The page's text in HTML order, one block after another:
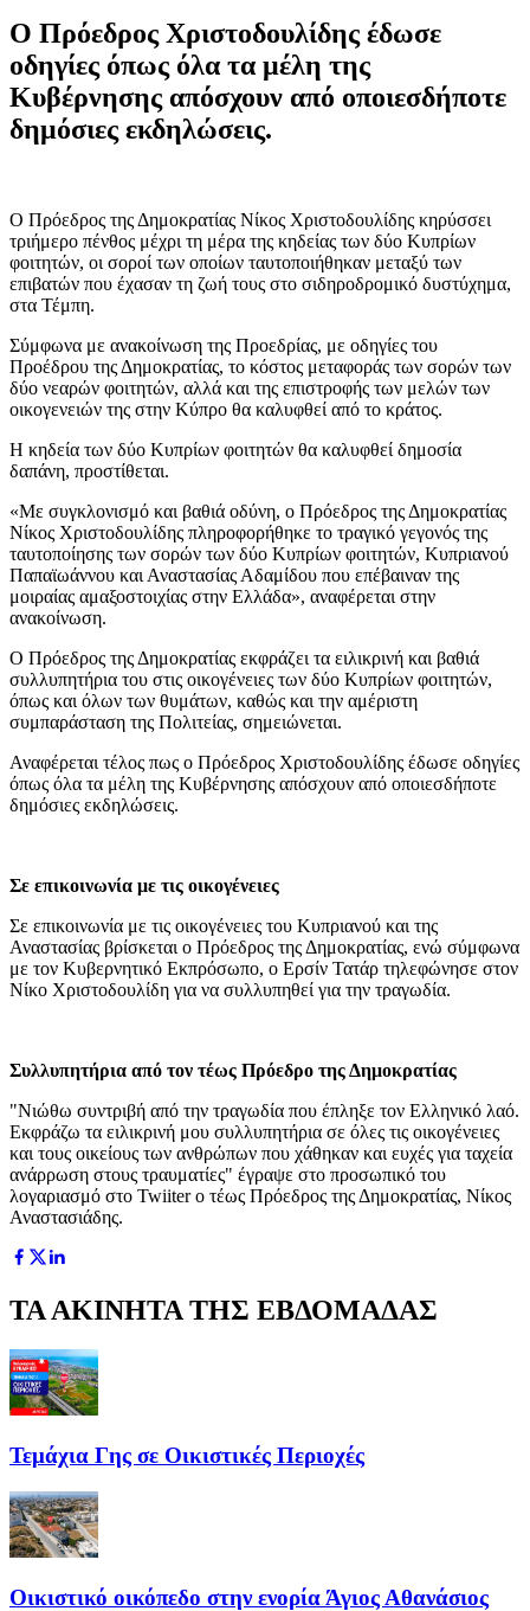
Ο Πρόεδρος Χριστοδουλίδης έδωσε
οδηγίες όπως όλα τα μέλη της
Κυβέρνησης απόσχουν από οποιεσδήποτε
δημόσιες εκδηλώσεις.
Ο Πρόεδρος της Δημοκρατίας Νίκος Χριστοδουλίδης κηρύσσει
τριήμερο πένθος μέχρι τη μέρα της κηδείας των δύο Κυπρίων
φοιτητών, οι σοροί των οποίων ταυτοποιήθηκαν μεταξύ των
επιβατών που έχασαν τη ζωή τους στο σιδηροδρομικό δυστύχημα,
στα Τέμπη.
Σύμφωνα με ανακοίνωση της Προεδρίας, με οδηγίες του
Προέδρου της Δημοκρατίας, το κόστος μεταφοράς των σορών των
δύο νεαρών φοιτητών, αλλά και της επιστροφής των μελών των
οικογενειών της στην Κύπρο θα καλυφθεί από το κράτος.
Η κηδεία των δύο Κυπρίων φοιτητών θα καλυφθεί δημοσία
δαπάνη, προστίθεται.
«Με συγκλονισμό και βαθιά οδύνη, ο Πρόεδρος της Δημοκρατίας
Νίκος Χριστοδουλίδης πληροφορήθηκε το τραγικό γεγονός της
ταυτοποίησης των σορών των δύο Κυπρίων φοιτητών, Κυπριανού
Παπαϊωάννου και Αναστασίας Αδαμίδου που επέβαιναν της
μοιραίας αμαξοστοιχίας στην Ελλάδα», αναφέρεται στην
ανακοίνωση.
Ο Πρόεδρος της Δημοκρατίας εκφράζει τα ειλικρινή και βαθιά
συλλυπητήρια του στις οικογένειες των δύο Κυπρίων φοιτητών,
όπως και όλων των θυμάτων, καθώς και την αμέριστη
συμπαράσταση της Πολιτείας, σημειώνεται.
Αναφέρεται τέλος πως ο Πρόεδρος Χριστοδουλίδης έδωσε οδηγίες
όπως όλα τα μέλη της Κυβέρνησης απόσχουν από οποιεσδήποτε
δημόσιες εκδηλώσεις.
Σε επικοινωνία με τις οικογένειες
Σε επικοινωνία με τις οικογένειες του Κυπριανού και της
Αναστασίας βρίσκεται ο Πρόεδρος της Δημοκρατίας, ενώ σύμφωνα
με τον Κυβερνητικό Εκπρόσωπο, ο Ερσίν Τατάρ τηλεφώνησε στον
Νίκο Χριστοδουλίδη για να συλλυπηθεί για την τραγωδία.
Συλλυπητήρια από τον τέως Πρόεδρο της Δημοκρατίας
"Νιώθω συντριβή από την τραγωδία που έπληξε τον Ελληνικό λαό.
Εκφράζω τα ειλικρινή μου συλλυπητήρια σε όλες τις οικογένειες
και τους οικείους των ανθρώπων που χάθηκαν και ευχές για ταχεία
ανάρρωση στους τραυματίες" έγραψε στο προσωπικό του
λογαριασμό στο Twiiter ο τέως Πρόεδρος της Δημοκρατίας, Νίκος
Αναστασιάδης.
ΤΑ ΑΚΙΝΗΤΑ ΤΗΣ ΕΒΔΟΜΑΔΑΣ
Τεμάχια Γης σε Οικιστικές Περιοχές
Οικιστικό οικόπεδο στην ενορία Άγιος Αθανάσιος